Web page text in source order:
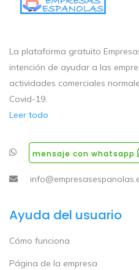
La plataforma gratuito
intención de ayudar a las
actividades comerciales
Covid-19.
Leer todo
mensaje con whatsapp
Ayuda del usuario
Cómo funciona
Página de la empresa